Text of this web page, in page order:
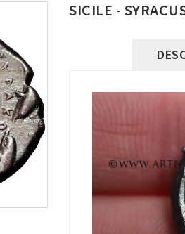
SICILE -